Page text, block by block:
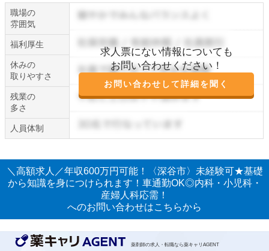
職場の
雰囲気
求人票にない情報についても
お問い合わせください！
お問い合わせして詳細を聞く
福利厚生
休みの
取りやすさ
残業の
多さ
人員体制
＼高額求人／年収600万円可能！〈深谷市〉未経験可★基礎
から知識を身につけられます！車通勤OK◎内科・小児科・
産婦人科応需！
へのお問い合わせはこちらから
薬剤師の求人・転職なら薬キャリAGENT